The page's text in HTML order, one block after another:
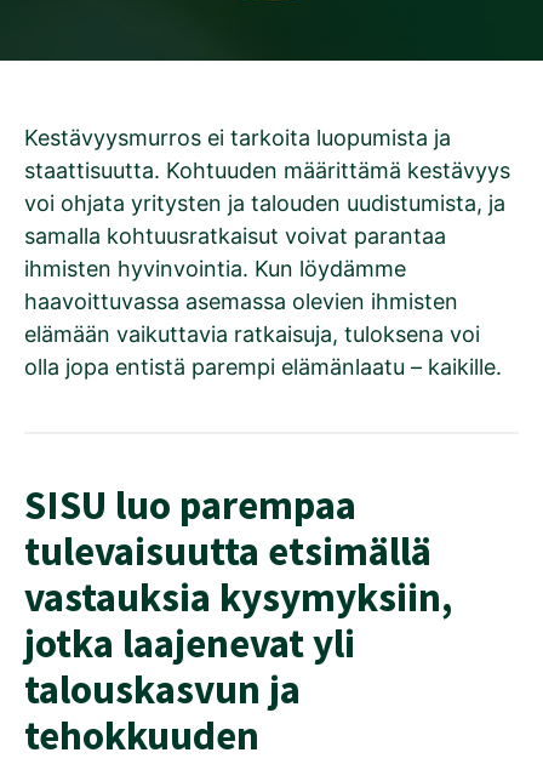
Kestävyysmurros ei tarkoita luopumista ja
staattisuutta. Kohtuuden määrittämä kestävyys
voi ohjata yritysten ja talouden uudistumista, ja
samalla kohtuusratkaisut voivat parantaa
ihmisten hyvinvointia. Kun löydämme
haavoittuvassa asemassa olevien ihmisten
elämään vaikuttavia ratkaisuja, tuloksena voi
olla jopa entistä parempi elämänlaatu – kaikille.
SISU luo parempaa
tulevaisuutta etsimällä
vastauksia kysymyksiin,
jotka laajenevat yli
talouskasvun ja
tehokkuuden